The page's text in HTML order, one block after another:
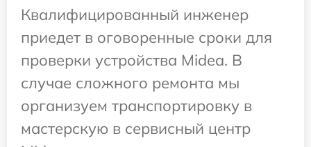
Квалифицированный инженер
приедет в оговоренные сроки для
проверки устройства Midea. В
случае сложного ремонта мы
организуем транспортировку в
мастерскую в сервисный центр